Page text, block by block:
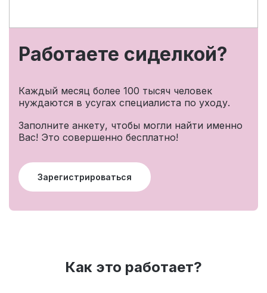
Работаете сиделкой?
Каждый месяц более 100 тысяч человек
нуждаются в усугах специалиста по уходу.
Заполните анкету, чтобы могли найти именно
Вас! Это совершенно бесплатно!
Зарегистрироваться
Как это работает?